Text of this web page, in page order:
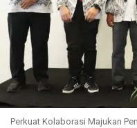
Perkuat Kolaborasi Majukan